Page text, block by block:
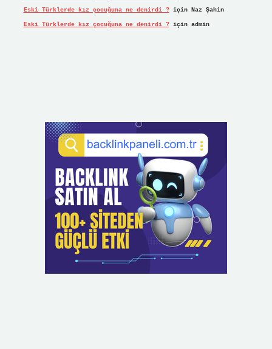
Eski Türklerde kız çocuğuna ne denirdi ?için Naz Şahin
Eski Türklerde kız çocuğuna ne denirdi ?için admin